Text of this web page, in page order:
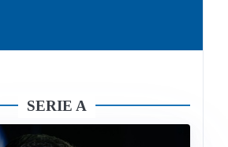
SERIE A